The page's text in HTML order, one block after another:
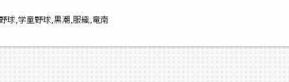
球,学童野球,黒潮,服織,竜南